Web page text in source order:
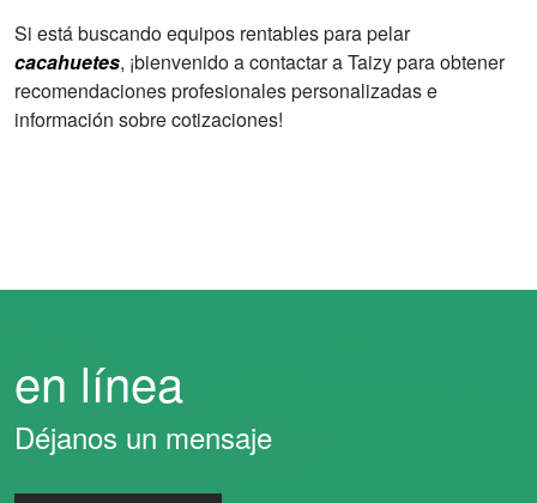
Si está buscando equipos rentables para pelar
cacahuetes, ¡bienvenido a contactar a Taizy para obtener
recomendaciones profesionales personalizadas e
información sobre cotizaciones!
en línea
Déjanos un mensaje